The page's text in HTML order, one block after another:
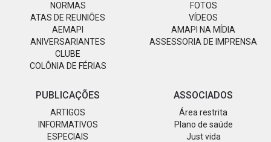
NORMAS
ATAS DE REUNIÕES
AEMAPI
ANIVERSARIANTES
CLUBE
COLÔNIA DE FÉRIAS
FOTOS
VÍDEOS
AMAPI NA MÍDIA
ASSESSORIA DE IMPRENSA
PUBLICAÇÕES
ARTIGOS
INFORMATIVOS
ESPECIAIS
ASSOCIADOS
Área restrita
Plano de saúde
Just vida